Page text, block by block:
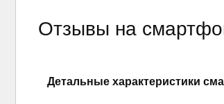
Отзывы на
Детальные характеристики